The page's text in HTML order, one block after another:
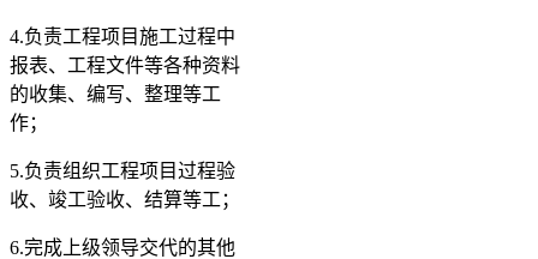
4.负责工程项目施工过程中
报表、工程文件等各种资料
的收集、编写、整理等工
作；
5.负责组织工程项目过程验
收、竣工验收、结算等工；
6.完成上级领导交代的其他